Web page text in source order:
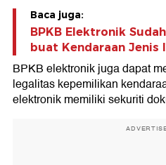
Baca juga:
BPKB Elektronik
buat Kendaraan Jenis
BPKB elektronik juga dapat
legalitas kepemilikan
elektronik memiliki sekuriti